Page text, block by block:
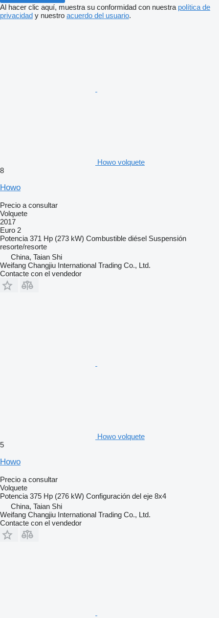
Al hacer clic aquí, muestra su conformidad con nuestra política de
privacidad y nuestro acuerdo del usuario.
Howo volquete
8
Howo
Precio a consultar
Volquete
2017
Euro 2
Potencia 371 Hp (273 kW) Combustible diésel Suspensión
resorte/resorte
China, Taian Shi
Weifang Changjiu International Trading Co., Ltd.
Contacte con el vendedor
Howo volquete
5
Howo
Precio a consultar
Volquete
Potencia 375 Hp (276 kW) Configuración del eje 8x4
China, Taian Shi
Weifang Changjiu International Trading Co., Ltd.
Contacte con el vendedor